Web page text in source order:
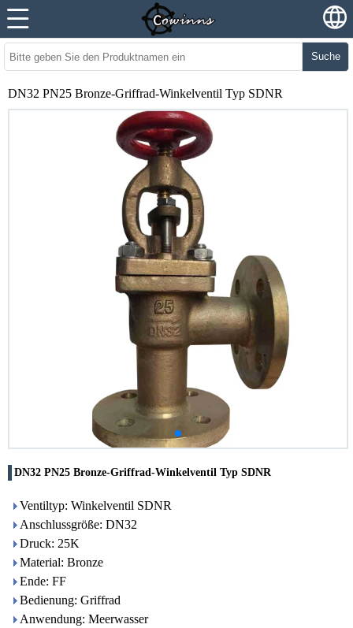
Suche
DN32 PN25 Bronze-Griffrad-Winkelventil Typ SDNR
DN32 PN25 Bronze-Griffrad-Winkelventil Typ SDNR
Ventiltyp: Winkelventil SDNR
Anschlussgröße: DN32
Druck: 25K
Material: Bronze
Ende: FF
Bedienung: Griffrad
Anwendung: Meerwasser